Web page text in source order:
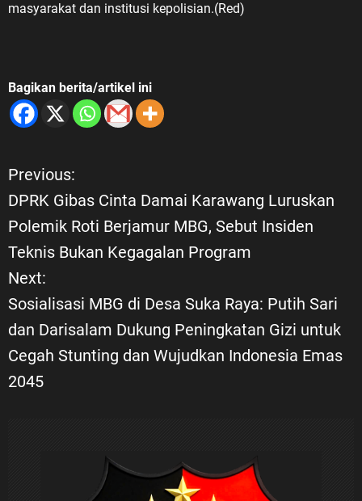
masyarakat dan institusi kepolisian.(Red)
Bagikan berita/artikel ini
N
a
v
i
g
a
Previous:
DPRK Gibas Cinta Damai Karawang Luruskan
Polemik Roti Berjamur MBG, Sebut Insiden
Teknis Bukan Kegagalan Program
Next:
Sosialisasi MBG di Desa Suka Raya: Putih Sari
dan Darisalam Dukung Peningkatan Gizi untuk
Cegah Stunting dan Wujudkan Indonesia Emas
2045